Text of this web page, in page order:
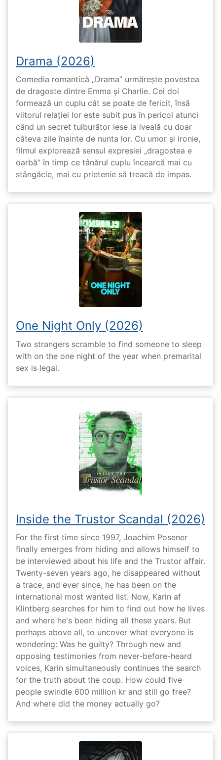
Drama (2026)
Comedia romantică „Drama” urmărește povestea
de dragoste dintre Emma și Charlie. Cei doi
formează un cuplu cât se poate de fericit, însă
viitorul relației lor este subit pus în pericol atunci
când un secret tulburător iese la iveală cu doar
câteva zile înainte de nunta lor. Cu umor și ironie,
filmul explorează sensul expresiei „dragostea e
oarbă” în timp ce tânărul cuplu încearcă mai cu
stângăcie, mai cu prietenie să treacă de impas.
One Night Only (2026)
Two strangers scramble to find someone to sleep
with on the one night of the year when premarital
sex is legal.
Inside the Trustor Scandal (2026)
For the first time since 1997, Joachim Posener
finally emerges from hiding and allows himself to
be interviewed about his life and the Trustor affair.
Twenty-seven years ago, he disappeared without
a trace, and ever since, he has been on the
international most wanted list. Now, Karin af
Klintberg searches for him to find out how he lives
and where he's been hiding all these years. But
perhaps above all, to uncover what everyone is
wondering: Was he guilty? Through new and
opposing testimonies from never-before-heard
voices, Karin simultaneously continues the search
for the truth about the coup. How could five
people swindle 600 million kr and still go free?
And where did the money actually go?